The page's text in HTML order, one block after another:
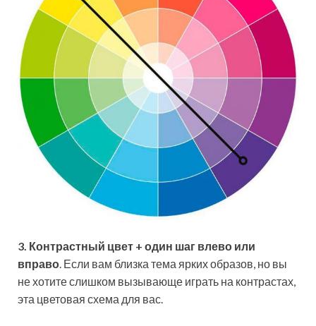
3. Контрастный цвет + один шаг влево или
вправо . Если вам близка тема ярких образов, но вы
не хотите слишком вызывающе играть на контрастах,
эта цветовая схема для вас.